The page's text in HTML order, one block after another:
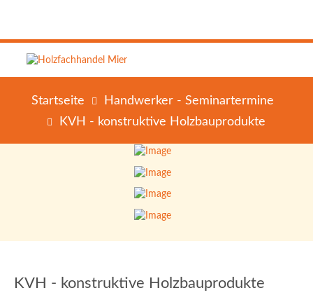
Startseite
Handwerker - Seminartermine
KVH - konstruktive Holzbauprodukte
KVH - konstruktive Holzbauprodukte